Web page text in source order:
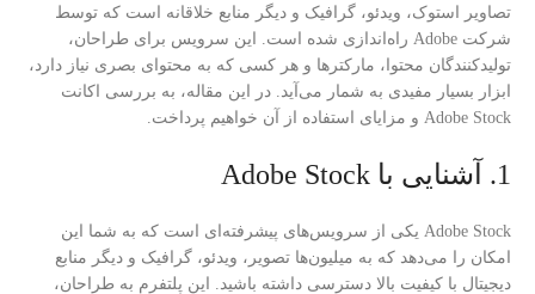
تصاویر استوک، ویدئو، گرافیک و دیگر منابع خلاقانه است که توسط
شرکت Adobe راه‌اندازی شده است. این سرویس برای طراحان،
تولیدکنندگان محتوا، مارکترها و هر کسی که به محتوای بصری نیاز دارد،
ابزار بسیار مفیدی به شمار می‌آید. در این مقاله، به بررسی اکانت
Adobe Stock و مزایای استفاده از آن خواهیم پرداخت.
1. آشنایی با Adobe Stock
Adobe Stock یکی از سرویس‌های پیشرفته‌ای است که به شما این
امکان را می‌دهد که به میلیون‌ها تصویر، ویدئو، گرافیک و دیگر منابع
دیجیتال با کیفیت بالا دسترسی داشته باشید. این پلتفرم به طراحان،